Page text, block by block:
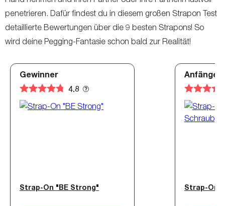
penetrieren. Dafür findest du in diesem großen Strapon Test
detaillierte Bewertungen über die 9 besten Strapons! So
wird deine Pegging-Fantasie schon bald zur Realität!
Gewinner
4.8
Strap-On "BE Strong"
Anfänger